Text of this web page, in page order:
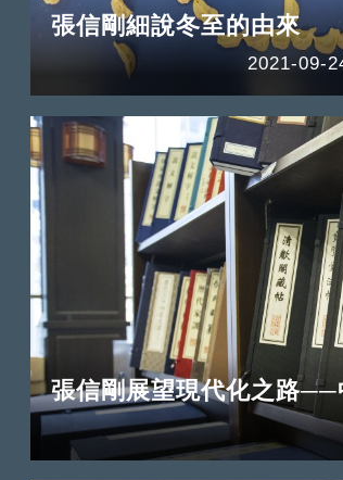
張信剛細說冬至的由來
2021-09-
張信剛展望現代化之路──